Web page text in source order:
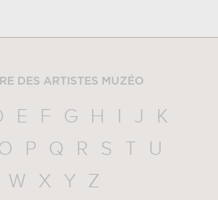
DES ARTISTES MUZÉO
E F G H J
K
P Q R S
U
W X Y Z